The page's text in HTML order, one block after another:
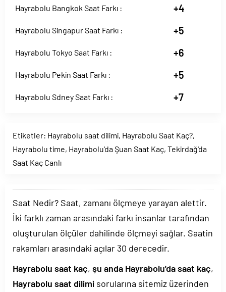
Hayrabolu Bangkok Saat Farkı : +4
Hayrabolu Singapur Saat Farkı : +5
Hayrabolu Tokyo Saat Farkı : +6
Hayrabolu Pekin Saat Farkı : +5
Hayrabolu Sdney Saat Farkı : +7
Etiketler: Hayrabolu saat dilimi, Hayrabolu Saat Kaç?,
Hayrabolu time, Hayrabolu'da Şuan Saat Kaç, Tekirdağ'da
Saat Kaç Canlı
Saat Nedir? Saat, zamanı ölçmeye yarayan alettir.
İki farklı zaman arasındaki farkı insanlar tarafından
oluşturulan ölçüler dahilinde ölçmeyi sağlar. Saatin
rakamları arasındaki açılar 30 derecedir.
Hayrabolu saat kaç, şu anda Hayrabolu'da saat kaç,
Hayrabolu saat dilimi sorularına sitemiz üzerinden